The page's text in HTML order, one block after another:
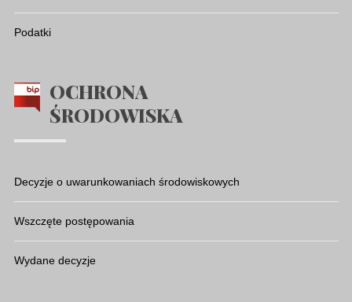
Podatki
OCHRONA
ŚRODOWISKA
Decyzje o uwarunkowaniach środowiskowych
Wszczęte postępowania
Wydane decyzje